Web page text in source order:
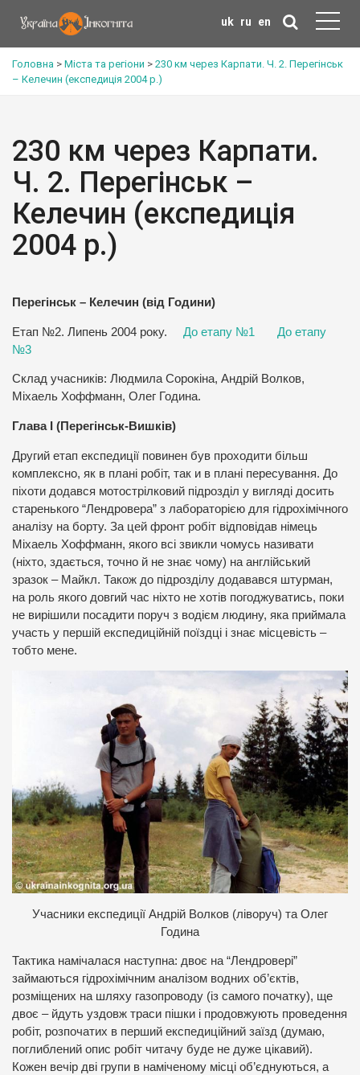
uk ru en
Головна > Міста та регіони > 230 км через Карпати. Ч. 2. Перегінськ
– Келечин (експедиція 2004 р.)
230 км через Карпати.
Ч. 2. Перегінськ –
Келечин (експедиція
2004 р.)
Перегінськ – Келечин (від Години)
Етап №2. Липень 2004 року. До етапу №1
До етапу
№3
Склад учасників: Людмила Сорокіна, Андрій Волков,
Міхаель Хоффманн, Олег Година.
Глава І (Перегінськ-Вишків)
Другий етап експедиції повинен був проходити більш
комплексно, як в плані робіт, так и в плані пересування. До
піхоти додався мотострілковий підрозділ у вигляді досить
старенького “Лендровера” з лабораторією для гідрохімічного
аналізу на борту. За цей фронт робіт відповідав німець
Міхаель Хоффманн, якого всі звикли чомусь називати
(ніхто, здається, точно й не знає чому) на англійський
зразок – Майкл. Також до підрозділу додавався штурман,
на роль якого довгий час ніхто не хотів погоджуватись, поки
не вирішили посадити поруч з водієм людину, яка приймала
участь у першій експедиційній поїздці і знає місцевість –
тобто мене.
Учасники експедиції Андрій Волков (ліворуч) та Олег
Година
Тактика намічалася наступна: двоє на “Лендровері”
займаються гідрохімічним аналізом водних об’єктів,
розміщених на шляху газопроводу (із самого початку), ще
двоє – йдуть уздовж траси пішки і продовжують проведення
робіт, розпочатих в перший експедиційний заїзд (думаю,
поглиблений опис робіт читачу буде не дуже цікавий).
Кожен вечір дві групи в наміченому місці об’єднуються, а